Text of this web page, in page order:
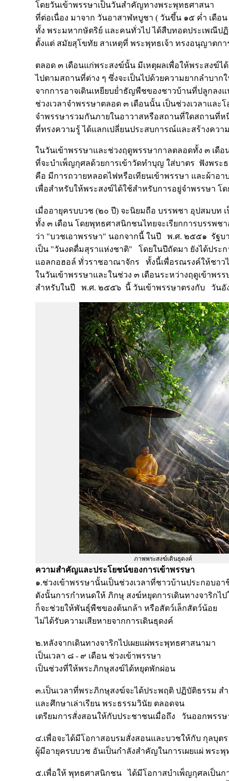
โดยวันเข้าพรรษาเป็นวันสำคัญทางพระพุทธศาสนา
ที่ต่อเนื่อง มาจาก วันอาสาฬหบูชา ( วันขึ้น ๑๕ ค่ำ เดือ
ทั้ง พระมหากษัตริย์ และคนทั่วไป ได้สืบทอดประเพณีป
ตั้งแต่ สมัยสุโขทัย สาเหตุที่ พระพุทธเจ้า ทรงอนุญาต
ตลอด ๓ เดือนแก่พระสงฆ์นั้น มีเหตุผลเพื่อให้พระสงฆ์ไ
ไปตามสถานที่ต่าง ๆ ซึ่งจะเป็นไปด้วยความยากลำบาก
จากการอาจเดินเหยียบย่ำธัญพืชของชาวบ้านที่ปลูกลงแ
ช่วงเวลาจำพรรษาตลอด ๓ เดือนนั้น เป็นช่วงเวลาแล
จำพรรษารวมกันภายในอาวาสหรือสถานที่ใดสถานที่ห
ที่ทรงความรู้ ได้แลกเปลี่ยนประสบการณ์และสร้างคว
ในวันเข้าพรรษาและช่วงฤดูพรรษากาลตลอดทั้ง ๓ เดื
ที่จะบำเพ็ญกุศลด้วยการเข้าวัดทำบุญ ใส่บาตร ฟังพระ
คือ มีการถวายหลอดไฟหรือเทียนเข้าพรรษา และผ้าอ
เพื่อสำหรับให้พระสงฆ์ได้ใช้สำหรับการอยู่จำพรรษา
เมื่ออายุครบบวช (๒๐ ปี) จะนิยมถือ บรรพชา อุปสมบท
ทั้ง ๓ เดือน โดยพุทธศาสนิกชนไทยจะเรียกการบรรพ
ว่า "บวชเอาพรรษา" นอกจากนี้ ในปี พ.ศ. ๒๕๕๑ รัฐบ
เป็น "วันงดดื่มสุราแห่งชาติ" โดยในปีถัดมา ยังได้ประ
แอลกอฮอล์ ทั่วราชอาณาจักร ทั้งนี้เพื่อรณรงค์ให้ชาว
ในวันเข้าพรรษาและในช่วง ๓ เดือนระหว่างฤดูเข้าพร
สำหรับในปี พ.ศ. ๒๕๕๖ นี้ วันเข้าพรรษาตรงกับ วัน
ภาพพระสงฆ์เดินธุดงค์
ความสำคัญและประโยชน์ของการเข้าพรรษา
๑.ช่วงเข้าพรรษานั้นเป็นช่วงเวลาที่ชาวบ้านประกอบอ
ดังนั้นการกำหนดให้ ภิกษุ สงฆ์หยุดการเดินทางจาริกไ
ก็จะช่วยให้พันธุ์พืชของต้นกล้า หรือสัตว์เล็กสัตว์น้อย
ไม่ได้รับความเสียหายจากการเดินธุดงค์
๒.หลังจากเดินทางจาริกไปเผยแผ่พระพุทธศาสนามา
เป็นเวลา ๘ - ๙ เดือน ช่วงเข้าพรรษา
เป็นช่วงที่ให้พระภิกษุสงฆ์ได้หยุดพักผ่อน
๓.เป็นเวลาที่พระภิกษุสงฆ์จะได้ประพฤติ ปฏิบัติธรรม ส
และศึกษาเล่าเรียน พระธรรมวินัย ตลอดจน
เตรียมการสั่งสอนให้กับประชาชนเมื่อถึง วันออกพรรษ
๔.เพื่อจะได้มีโอกาสอบรมสั่งสอนและบวชให้กับ กุลบุตร
ผู้มีอายุครบบวช อันเป็นกำลังสำคัญในการเผยแผ่ พระ
๕.เพื่อให้ พุทธศาสนิกชน ได้มีโอกาสบำเพ็ญกุศลเป็นก